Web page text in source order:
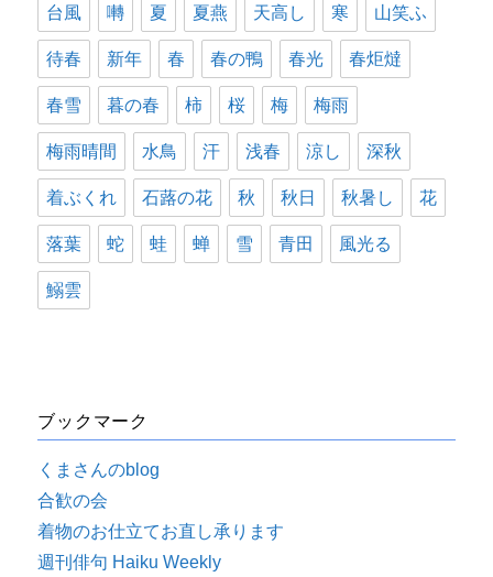
台風 囀 夏 夏燕 天高し 寒 山笑ふ
待春 新年 春 春の鴨 春光 春炬燵
春雪 暮の春 柿 桜 梅 梅雨
梅雨晴間 水鳥 汗 浅春 涼し 深秋
着ぶくれ 石蕗の花 秋 秋日 秋暑し 花
落葉 蛇 蛙 蝉 雪 青田 風光る
鰯雲
ブックマーク
くまさんのblog
合歓の会
着物のお仕立てお直し承ります
週刊俳句 Haiku Weekly